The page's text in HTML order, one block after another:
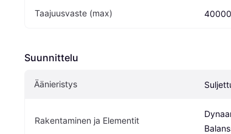
Taajuusvaste (max)
Suunnittelu
Äänieristys
Rakentaminen ja Elementit